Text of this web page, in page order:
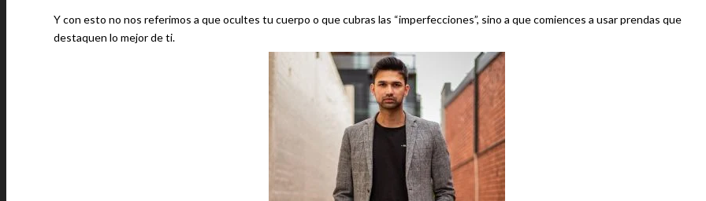
Y con esto no nos referimos a que ocultes tu cuerpo o que cubras las “imperfecciones”, sino a que comiences a usar prendas que
destaquen lo mejor de ti.